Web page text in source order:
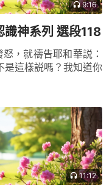
9:16
神系列 選段118
，就禱告耶和華説：
是這樣説嗎？我知道你
11:12